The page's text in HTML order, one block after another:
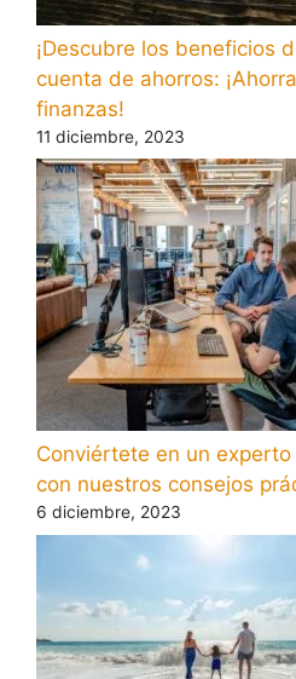
¡Descubre los beneficios
cuenta de ahorros:
finanzas!
11 diciembre, 2023
Conviértete en un
con nuestros consejos
6 diciembre, 2023